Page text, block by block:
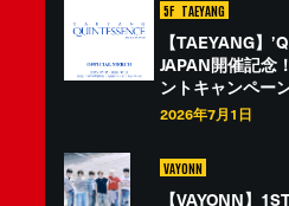
5F TAEYANG
【TAEYANG】
JAPAN開催記念
ントキャンペー
2026年7月1日
VAYONN
【VAYONN】